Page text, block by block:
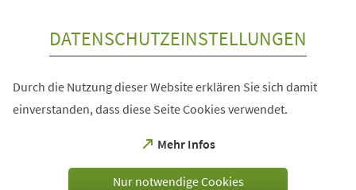
DATENSCHUTZEINSTELLUNGEN
Durch die Nutzung dieser Website erklären Sie sich damit
einverstanden, dass diese Seite Cookies verwendet.
Mehr Infos
(Öffnet
einem
Nur notwendige Cookies